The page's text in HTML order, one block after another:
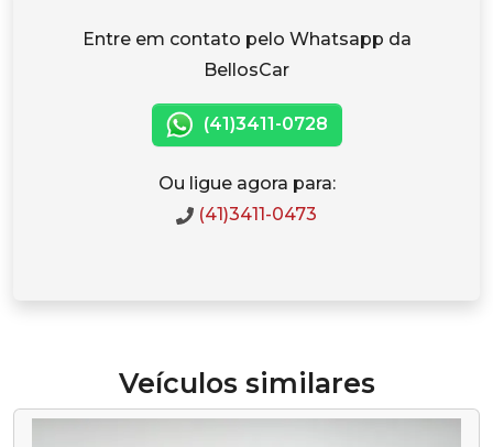
Entre em contato pelo Whatsapp da
BellosCar
(41)3411-0728
Ou ligue agora para:
(41)3411-0473
Veículos similares